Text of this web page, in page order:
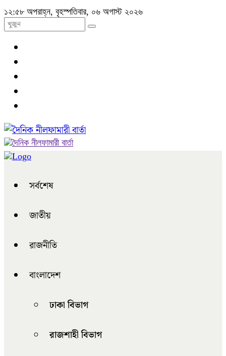
১২:৫৮ অপরাহ্ন, বৃহস্পতিবার, ০৬ অগাস্ট ২০২৬
সর্বশেষ
জাতীয়
রাজনীতি
বাংলাদেশ
ঢাকা বিভাগ
রাজশাহী বিভাগ